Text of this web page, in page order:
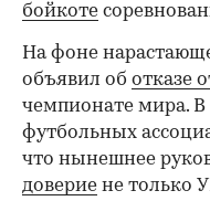
бойкоте
На фоне
объявил об отказе
чемпионате мира. В
футбольных
что нынешнее
доверие не только